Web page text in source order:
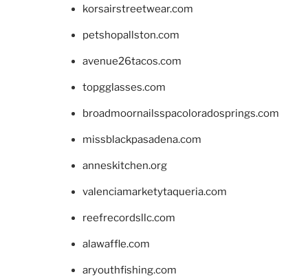
korsairstreetwear.com
petshopallston.com
avenue26tacos.com
topgglasses.com
broadmoornailsspacoloradosprings.com
missblackpasadena.com
anneskitchen.org
valenciamarketytaqueria.com
reefrecordsllc.com
alawaffle.com
aryouthfishing.com